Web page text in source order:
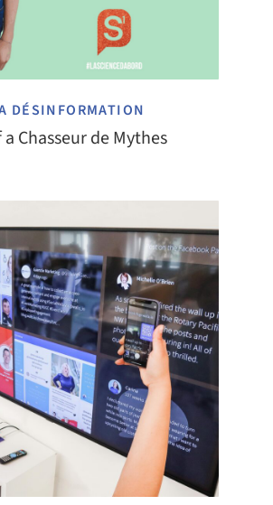
DÉSINFORMATION
Chasseur de Mythes